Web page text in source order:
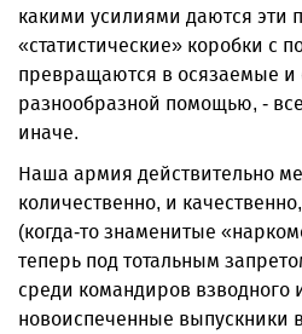
какими усилиями даются эти
«статистические» коробки с
превращаются в осязаемые
разнообразной помощью, -
иначе.
Наша армия действительно
количественно, и
(когда-то знаменитые
теперь под тотальным
среди командиров взводного
новоиспеченные выпускники